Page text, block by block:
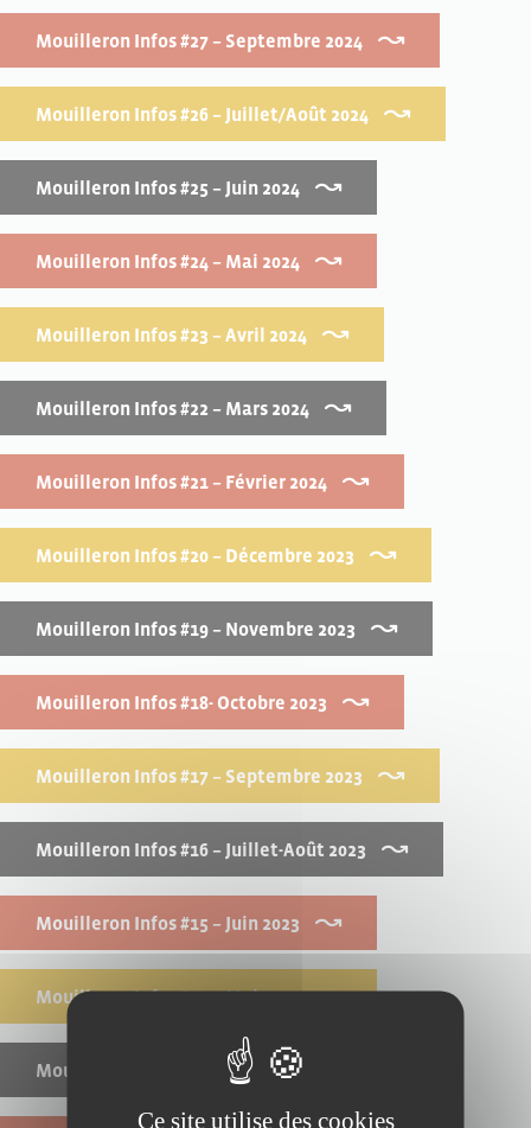
Mouilleron Infos #27 – Septembre 2024
Mouilleron Infos #26 – Juillet/Août 2024
Mouilleron Infos #25 – Juin 2024
Mouilleron Infos #24 – Mai 2024
Mouilleron Infos #23 – Avril 2024
Mouilleron Infos #22 – Mars 2024
Mouilleron Infos #21 – Février 2024
Mouilleron Infos #20 – Décembre 2023
Mouilleron Infos #19 – Novembre 2023
Mouilleron Infos #18- Octobre 2023
Mouilleron Infos #17 – Septembre 2023
Mouilleron Infos #16 – Juillet-Août 2023
Mouilleron Infos #15 – Juin 2023
Mouilleron Infos #14 – Mai 2023
Mouilleron Infos #13 – Avril 2023
Ce site utilise des cookies